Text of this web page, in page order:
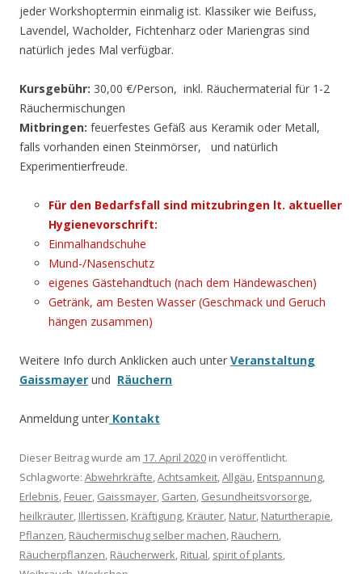
jeder Workshoptermin einmalig ist. Klassiker wie Beifuss,
Lavendel, Wacholder, Fichtenharz oder Mariengras sind
natürlich jedes Mal verfügbar.
Kursgebühr: 30,00 €/Person, inkl. Räuchermaterial für 1-2
Räuchermischungen
Mitbringen: feuerfestes Gefäß aus Keramik oder Metall,
falls vorhanden einen Steinmörser, und natürlich
Experimentierfreude.
Für den Bedarfsfall sind mitzubringen lt. aktueller
Hygienevorschrift:
Einmalhandschuhe
Mund-/Nasenschutz
eigenes Gästehandtuch (nach dem Händewaschen)
Getränk, am Besten Wasser (Geschmack und Geruch
hängen zusammen)
Weitere Info durch Anklicken auch unter Veranstaltung
Gaissmayer und Räuchern
Anmeldung unter Kontakt
Dieser Beitrag wurde am 17. April 2020 in veröffentlicht.
Schlagworte: Abwehrkräfte,Achtsamkeit,Allgäu, Entspannung,
Erlebnis, Feuer, Gaissmayer, Garten, Gesundheitsvorsorge,
heilkräuter, Illertissen, Kräftigung, Kräuter, Natur, Naturtherapie,
Pflanzen, Räuchermischug selber machen, Räuchern,
Räucherpflanzen, Räucherwerk, Ritual, spirit of plants,